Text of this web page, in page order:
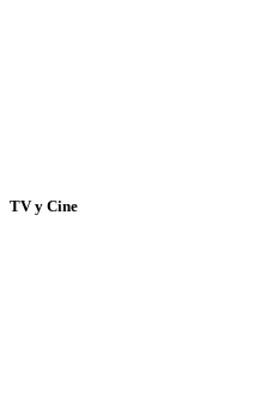
TV y Cine